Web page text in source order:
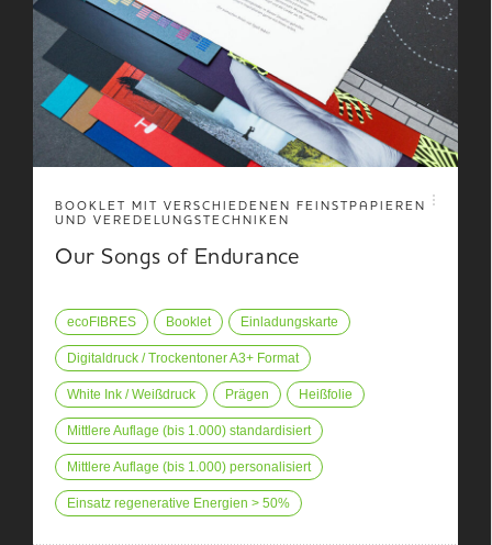
BOOKLET MIT VERSCHIEDENEN FEINSTPAPIEREN
UND VEREDELUNGSTECHNIKEN
Our Songs of Endurance
ecoFIBRES Booklet Einladungskarte
Digitaldruck / Trockentoner A3+ Format
White Ink / Weißdruck Prägen Heißfolie
Mittlere Auflage (bis 1.000) standardisiert
Mittlere Auflage (bis 1.000) personalisiert
Einsatz regenerative Energien > 50%